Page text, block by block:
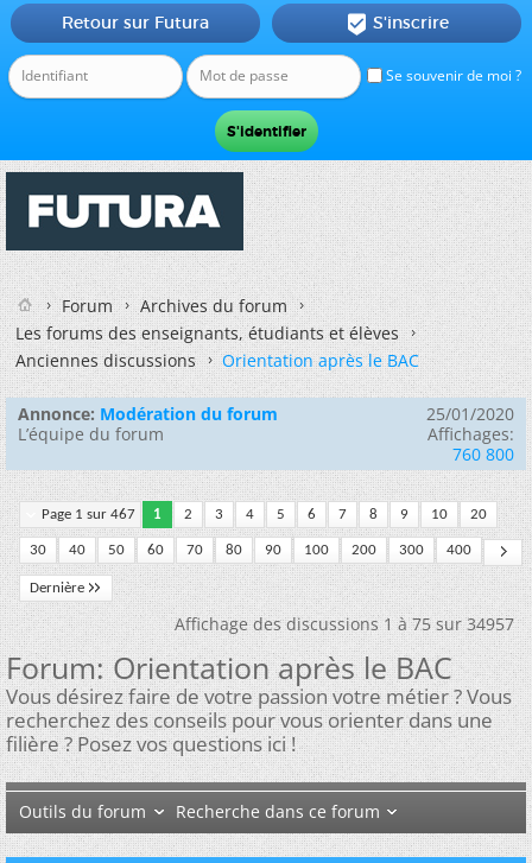
Se souvenir de moi ?
Retour sur Futura  S'inscrire
Forum
Archives du forum
Les forums des enseignants, étudiants et élèves
Anciennes discussions
Orientation après le BAC
Annonce: Modération du forum
L’équipe du forum
25/01/2020
Affichages:
760 800
Page 1 sur 467 1 2 3 4 5 6 7 8 9 10 20
30 40 50 60 70 80 90 100 200 300 400
Dernière
Affichage des discussions 1 à 75 sur 34957
Forum:Orientation après le BAC
Vous désirez faire de votre passion votre métier ? Vous
recherchez des conseils pour vous orienter dans une
filière ? Posez vos questions ici !
Outils du forum Recherche dans ce forum